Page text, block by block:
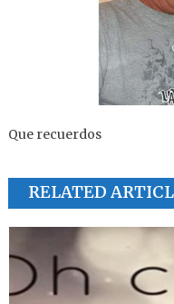
Que recuerdos
RELATED